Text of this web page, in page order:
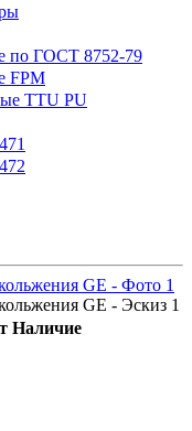
по ГОСТ 8752-79
FPM
TTU PU
Наличие